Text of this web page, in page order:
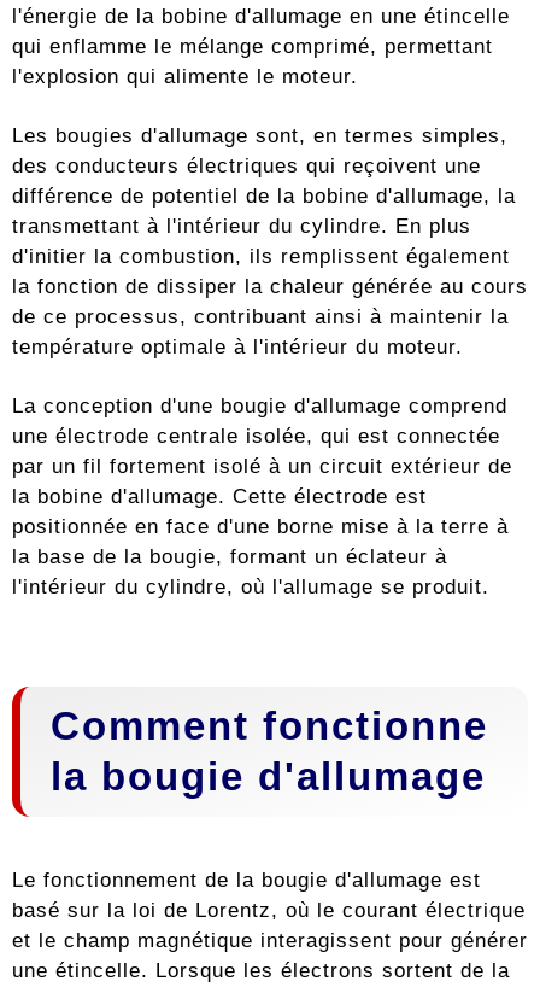
l'énergie de la bobine d'allumage en une étincelle
qui enflamme le mélange comprimé, permettant
l'explosion qui alimente le moteur.
Les bougies d'allumage sont, en termes simples,
des conducteurs électriques qui reçoivent une
différence de potentiel de la bobine d'allumage, la
transmettant à l'intérieur du cylindre. En plus
d'initier la combustion, ils remplissent également
la fonction de dissiper la chaleur générée au cours
de ce processus, contribuant ainsi à maintenir la
température optimale à l'intérieur du moteur.
La conception d'une bougie d'allumage comprend
une électrode centrale isolée, qui est connectée
par un fil fortement isolé à un circuit extérieur de
la bobine d'allumage. Cette électrode est
positionnée en face d'une borne mise à la terre à
la base de la bougie, formant un éclateur à
l'intérieur du cylindre, où l'allumage se produit.
Comment fonctionne
la bougie d'allumage
Le fonctionnement de la bougie d'allumage est
basé sur la loi de Lorentz, où le courant électrique
et le champ magnétique interagissent pour générer
une étincelle. Lorsque les électrons sortent de la